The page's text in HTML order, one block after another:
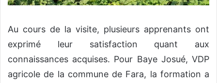
Au cours de la visite, plusieurs apprenants ont
exprimé leur satisfaction quant aux
connaissances acquises. Pour Baye Josué, VDP
agricole de la commune de Fara, la formation a